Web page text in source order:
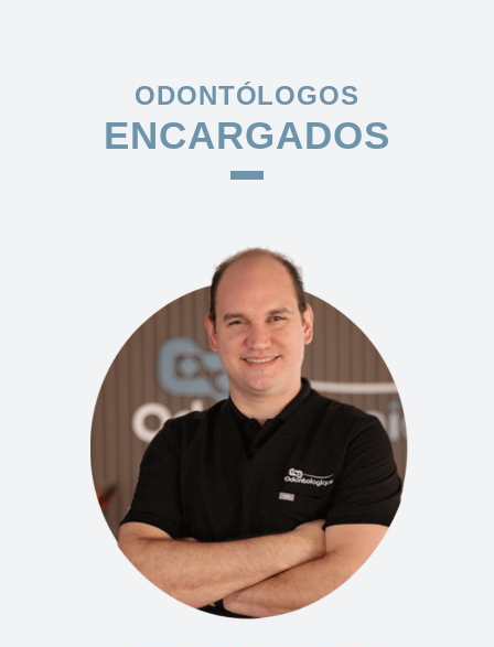
ODONTÓLOGOS
ENCARGADOS